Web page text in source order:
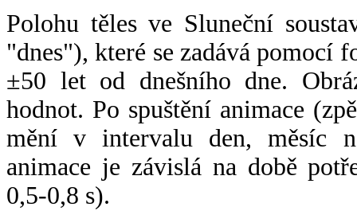
Polohu těles ve Sluneční
"dnes"), které se zadává pomocí
±50 let od dnešního dne.
hodnot. Po spuštění animace
mění v intervalu den, měsíc
animace je závislá na době
0,5-0,8 s).